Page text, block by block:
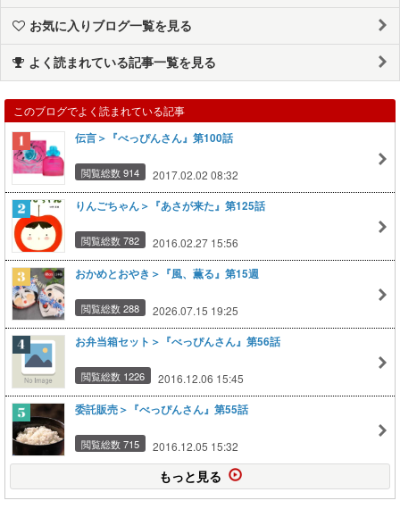
お気に入りブログ一覧を見る
よく読まれている記事一覧を見る
このブログでよく読まれている記事
伝言＞『べっぴんさん』第100話
閲覧総数 914 2017.02.02 08:32
りんごちゃん＞『あさが来た』第125話
閲覧総数 782 2016.02.27 15:56
おかめとおやき＞『風、薫る』第15週
閲覧総数 288 2026.07.15 19:25
お弁当箱セット＞『べっぴんさん』第56話
閲覧総数 1226 2016.12.06 15:45
委託販売＞『べっぴんさん』第55話
閲覧総数 715 2016.12.05 15:32
もっと見る